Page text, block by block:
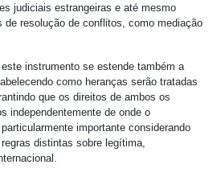
judiciais estrangeiras e até mesmo
de resolução de conflitos, como mediação
instrumento se estende também a
como heranças serão tratadas
que os direitos de ambos os
independentemente de onde o
importante considerando
distintas sobre legítima,